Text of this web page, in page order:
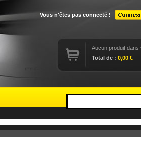
Vous n'êtes pas connecté !
Aucun produit dans
Total de : 0,00 €